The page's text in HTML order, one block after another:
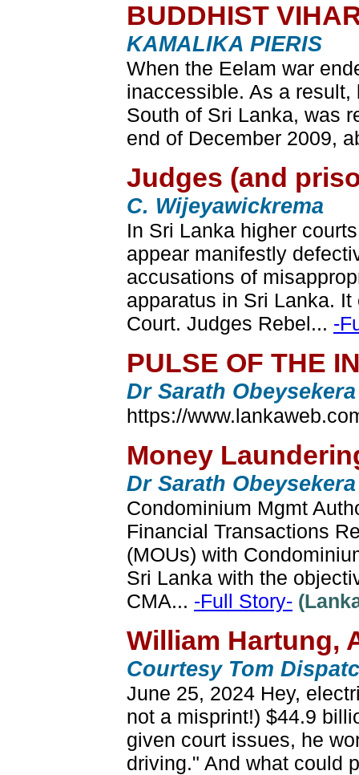
BUDDHIST
KAMALIKA PIERIS
When the Eelam war
inaccessible. As a
South of Sri Lanka, was
end of December 2009,
Judges (and
C. Wijeyawickrema
In Sri Lanka higher
appear manifestly
accusations of
apparatus in Sri Lanka.
Court. Judges Rebel... -
PULSE OF THE
Dr Sarath Obeysekera
https://
Money
Dr Sarath Obeysekera
Condominium Mgmt
Financial Transactions
(MOUs) with
Sri Lanka with the
CMA... -Full Story-
William Hartung,
Courtesy Tom
June 25, 2024 Hey,
not a misprint!) $44.9
given court issues, he
driving." And what could